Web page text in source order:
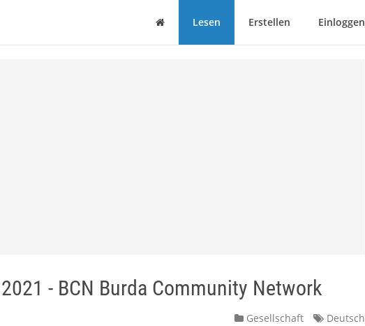
Haus Lesen Erstellen Einloggen
- BCN Burda Community Network
Gesellschaft Deutsch